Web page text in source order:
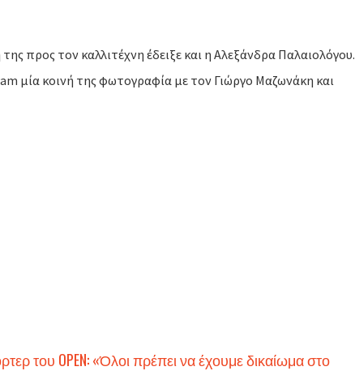
προς τον καλλιτέχνη έδειξε και η Αλεξάνδρα Παλαιολόγου.
μία κοινή της φωτογραφία με τον Γιώργο Μαζωνάκη και
του OPEN: «Όλοι πρέπει να έχουμε δικαίωμα στο